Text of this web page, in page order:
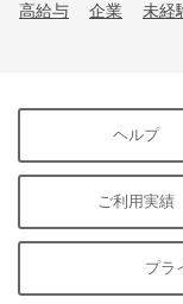
高給与 企業 未経
ヘルプ
ご利用実績
プラ